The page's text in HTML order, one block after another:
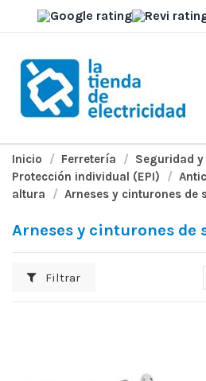
Inicio Ferretería
Seguridad
Protección individual (EPI)
altura
Arneses y cinturones de
Arneses y cinturones de
Filtrar